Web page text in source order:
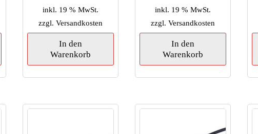
Dieses
mehrere
Varianten
Optionen
inkl. 19 % MwSt.
zzgl. Versandkosten
In den
Warenkorb
inkl. 19 % MwSt.
zzgl.Versandkosten
In den
Warenkorb